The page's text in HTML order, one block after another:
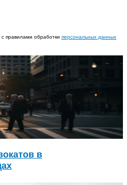
правилами обработки персональных данных
в